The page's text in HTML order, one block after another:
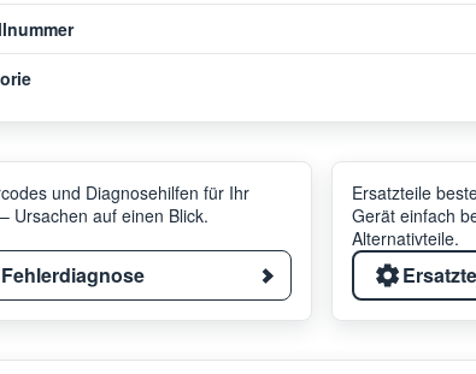
und Diagnosehilfen für Ihr
Ursachen auf einen Blick.
Fehlerdiagnose
Ersatzteile
Gerät einfach
Alternativteile.